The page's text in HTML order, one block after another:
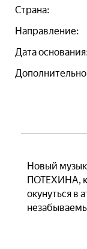
Страна:
Направление:
Дата
Новый
ПОТЕХИНА,
окунуться в